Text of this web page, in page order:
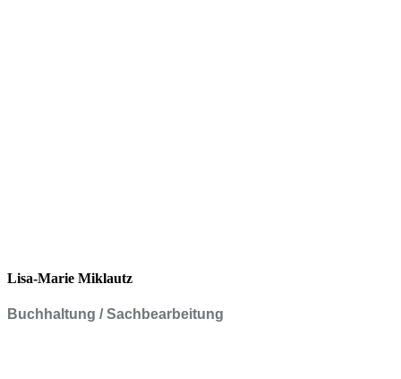
Lisa-Marie Miklautz
Buchhaltung / Sachbearbeitung